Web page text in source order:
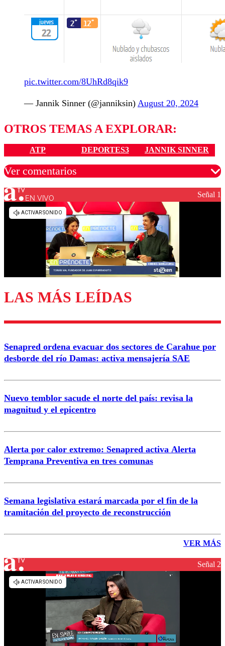
pic.twitter.com/8UhRd8qik9
— Jannik Sinner (@janniksin) August 20, 2024
OTROS TEMAS A EXPLORAR:
ATP DEPORTES3 JANNIK SINNER
Ver comentarios
Los comentarios son moderados para garantizar un
diálogo respetuoso.
Enviar comentario
EN VIVO Señal 1
LAS MÁS LEÍDAS
Senapred ordena evacuar dos sectores de Carahue por
desborde del río Damas: activa mensajería SAE
Nuevo temblor sacude el norte del país: revisa la
magnitud y el epicentro
Alerta por calor extremo: Senapred activa Alerta
Temprana Preventiva en tres comunas
Semana legislativa estará marcada por el fin de la
tramitación del proyecto de reconstrucción
VER MÁS
Señal 2